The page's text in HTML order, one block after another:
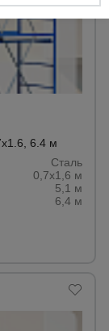
6.4 м
Сталь
0,7х1,6 м
5,1 м
6,4 м